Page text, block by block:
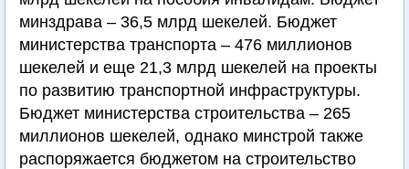
минздрава – 36,5 млрд шекелей. Бюджет
министерства транспорта – 476 миллионов
шекелей и еще 21,3 млрд шекелей на проекты
по развитию транспортной инфраструктуры.
Бюджет министерства строительства – 265
миллионов шекелей, однако минстрой также
распоряжается бюджетом на строительство